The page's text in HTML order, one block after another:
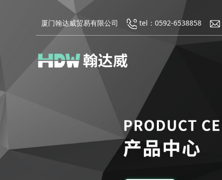
厦门翰达威贸易有限公司 tel：0592-6538858